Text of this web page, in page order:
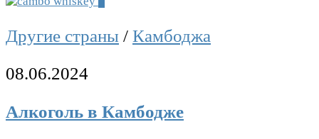
Другие страны / Камбоджа
08.06.2024
Алкоголь в Камбодже